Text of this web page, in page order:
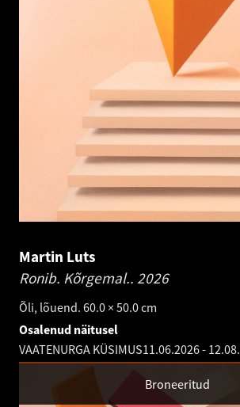
Martin Luts
Ronib. Kõrgemal.. 2026
Õli, lõuend. 60.0 × 50.0 cm
Osalenud näitusel
VAATENURGA KÜSIMUS11.06.2026-
Broneeritud